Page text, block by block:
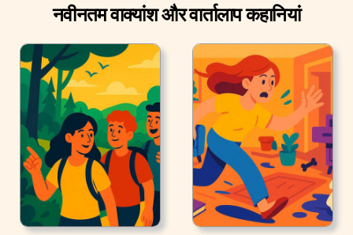
नवीनतम वाक्यांश और वार्तालाप कहानियां